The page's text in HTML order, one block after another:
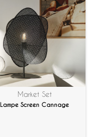
Market Set
Lampe Screen Cannage